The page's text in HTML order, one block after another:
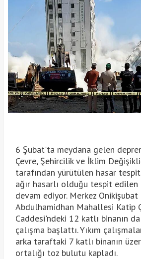
6 Şubat'ta meydana gelen
Çevre, Şehircilik ve İklim
tarafından yürütülen hasar tespit
ağır hasarlı olduğu tespit edilen
devam ediyor. Merkez Onikişubat
Abdulhamidhan Mahallesi Katip
Caddesi'ndeki 12 katlı binanın da
çalışma başlattı. Yıkım
arka taraftaki 7 katlı binanın
ortalığı toz bulutu kapladı.